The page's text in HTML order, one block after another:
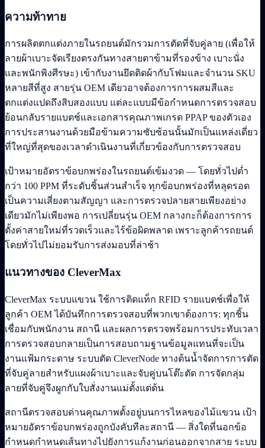
ความท้าทาย
การผลิตตกแต่งภายในรถยนต์มักรวมการตัดที่จับคู่ลาย (เพื่อให้
ลายผ้าเบาะจัดเรียงตรงกันทางสายตาข้ามที่รองข้าง เบาะนั่ง
และพนักพิงศีรษะ) เข้ากับงานยึดติดผ้ากับโฟมและจำนวน SKU
หลายสีที่สูง สายรุ่น OEM เดียวอาจต้องการการผสมสีและ
ตกแต่งแปดถึงสิบสองแบบ แต่ละแบบมีข้อกำหนดการตรวจสอบ
ย้อนกลับรายแบตช์และเอกสารคุณภาพเกรด PPAP ของตัวเอง
การประสานงานด้วยมือข้ามความซับซ้อนนั้นมักเป็นแหล่งเดี่ยว
ที่ใหญ่ที่สุดของเวลาดำเนินงานที่เกี่ยวข้องกับการตรวจสอบ
เป้าหมายอัตราข้อบกพร่องในรถยนต์เข้มงวด — โดยทั่วไปต่ำ
กว่า 100 PPM ที่ระดับชิ้นส่วนสำเร็จ ทุกข้อบกพร่องที่หลุดรอด
เป็นความเสี่ยงตามสัญญา และการตรวจปลายสายเพียงอย่าง
เดียวมักไม่เพียงพอ การเปลี่ยนรุ่น OEM กลางกะก็ต้องการการ
ตั้งค่าสายใหม่ที่รวดเร็วและไร้ข้อผิดพลาด เพราะลูกค้ารถยนต์
โดยทั่วไปไม่ยอมรับการส่งมอบที่ล่าช้า
แนวทางของ CleverMax
CleverMax ระบบแขวน ใช้การติดแท็ก RFID รายแบตช์เพื่อให้
ลูกค้า OEM ได้บันทึกการตรวจสอบที่พวกเขาต้องการ: ทุกชิ้น
เชื่อมกับพนักงาน สถานี และผลการตรวจพร้อมการประทับเวลา
การตรวจสอบกลายเป็นการสอบถามฐานข้อมูลแทนที่จะเป็น
งานแฟ้มกระดาษ ระบบตัด CleverNode ทางต้นน้ำจัดการการตัด
ที่จับคู่ลายสำหรับแผงผ้าเบาะและจับคู่บนโต๊ะตัด การจัดกลุ่ม
ลายที่จับคู่จึงผูกกับใบสั่งงานแม่ตั้งแต่ต้น
สถานีตรวจสอบด่านคุณภาพตั้งอยู่บนการไหลของไม้แขวน เป้า
หมายอัตราข้อบกพร่องถูกบังคับทีละสถานี — สิ่งใดที่นอกข้อ
กำหนดกำหนดเส้นทางไปยังการแก้งานก่อนออกจากสาย ระบบ